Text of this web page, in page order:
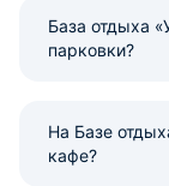
База отдыха
парковки?
На Базе
кафе?